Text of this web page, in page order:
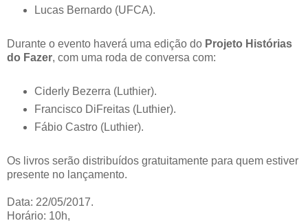
Lucas Bernardo (UFCA).
Durante o evento haverá uma edição do Projeto Histórias
do Fazer, com uma roda de conversa com:
Ciderly Bezerra (Luthier).
Francisco DiFreitas (Luthier).
Fábio Castro (Luthier).
Os livros serão distribuídos gratuitamente para quem estiver
presente no lançamento.
Data: 22/05/2017.
Horário: 10h,